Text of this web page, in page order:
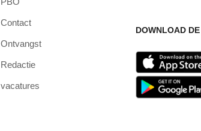
Contact
Ontvangst
Redactie
vacatures
DOWNLOAD